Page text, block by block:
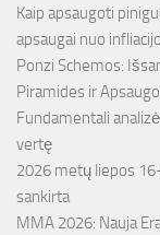
Kaip apsaugoti
apsaugai nuo
Ponzi Schemos:
Piramides ir
Fundamentali
vertę
2026 metų liepos
sankirta
MMA 2026: Nauja